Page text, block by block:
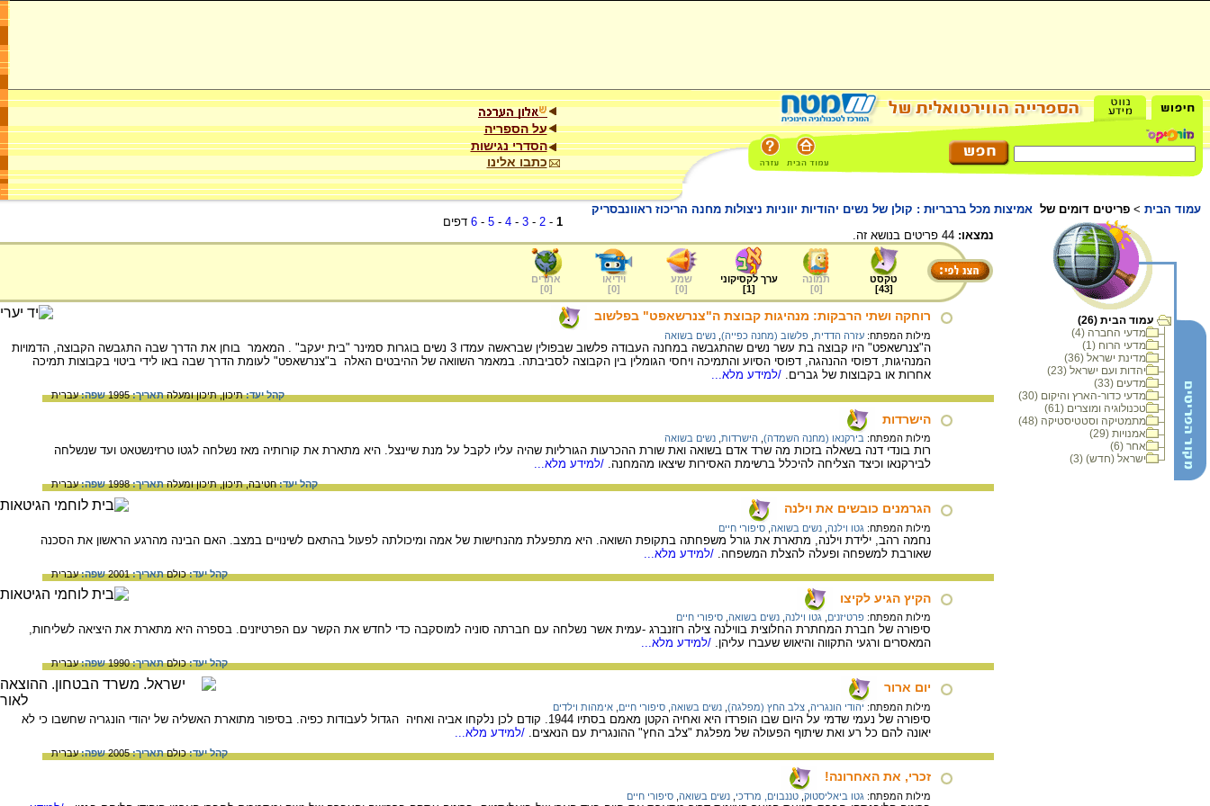
על הספריה
הסדרי נגישות
כתבו אלינו
עמוד הבית > פריטים דומים של אמיצות מכל ברבריוּת : קולן של נשים יהודיות יווניות ניצולות מחנה הריכוז ראוונבסריק
עמוד הבית (26)
מדעי החברה (4)
מדעי הרוח (1)
מדינת ישראל (36)
יהדות ועם ישראל (23)
מדעים (33)
מדעי כדור-הארץ והיקום (30)
טכנולוגיה ומוצרים (61)
מתמטיקה וסטטיסטיקה (48)
אמנויות (29)
אחר (6)
ישראל (חדש) (3)
1
-
2
-
3
-
4
-
5
-
6 דפים
נמצאו:
טקסט
[
43
]
תמונה
[
0
]
ערך לקסיקוני
[
1
]
שמע
[
0
]
וידיאו
[
0
]
אתרים
[
0
]
רוחקה ושתי הרבקות: מנהיגות קבוצת ה"צנרשאפט" בפלשוב
מילות המפתח: עזרה הדדית פלשוב (מחנה כפייה) נשים בשואה
ה"צנרשאפט" היו קבוצה בת עשר נשים שהתגבשה במחנה העבודה פלשוב שבפולין שבראשה עמדו 3 נשים בוגרות סמינר "בית יעקב" . המאמר בוחן את הדרך שבה התגבשה הקבוצה, הדמויות
המנהיגות, דפוסי ההנהגה, דפוסי הסיוע והתמיכה ויחסי הגומלין בין הקבוצה לסביבתה. במאמר השוואה של ההיבטים האלה ב"צנרשאפט" לעומת הדרך שבה באו לידי ביטוי בקבוצות תמיכה
אחרות או בקבוצות של גברים. /למידע מלא...
קהל יעד:תיכון,תיכון ומעלהתאריך:1995 שפה:עברית
הישרדות
מילות המפתח: בירקנאו (מחנה השמדה) הישרדות נשים בשואה
רות בונדי דנה בשאלה בזכות מה שרד אדם בשואה ואת שורת ההכרעות הגורליות שהיה עליו לקבל על מנת שיינצל. היא מתארת את קורותיה מאז נשלחה לגטו טרזינשטאט ועד שנשלחה
לבירקנאו וכיצד הצליחה להיכלל ברשימת האסירות שיצאו מהמחנה. /למידע מלא...
קהל יעד:חטיבה,תיכון,תיכון ומעלהתאריך:1998 שפה:עברית
הגרמנים כובשים את וילנה
מילות המפתח: גטו וילנה נשים בשואה סיפורי חיים
נחמה רהב, ילידת וילנה, מתארת את גורל משפחתה בתקופת השואה. היא מתפעלת מהנחישות של אמה ומיכולתה לפעול בהתאם לשינויים במצב. האם הבינה מהרגע הראשון את הסכנה
שאורבת למשפחה ופעלה להצלת המשפחה. /למידע מלא...
קהל יעד:כולםתאריך:2001 שפה:עברית
הקיץ הגיע לקיצו
מילות המפתח: פרטיזנים גטו וילנה נשים בשואה סיפורי חיים
סיפורה של חברת המחתרת החלוצית בווילנה צילה רוזנברג -עמית אשר נשלחה עם חברתה סוניה למוסקבה כדי לחדש את הקשר עם הפרטיזנים. בספרה היא מתארת את היציאה לשליחות,
המאסרים ורגעי התקווה והיאוש שעברו עליהן. /למידע מלא...
קהל יעד:כולםתאריך:1990 שפה:עברית
יום ארור
מילות המפתח: יהודי הונגריה צלב החץ (מפלגה) נשים בשואה סיפורי חיים אימהות וילדים
סיפורה של נעמי שדמי על היום שבו הופרדו היא ואחיה הקטן מאמם בסתיו 1944. קודם לכן נלקחו אביה ואחיה הגדול לעבודות כפיה. בסיפור מתוארת האשליה של יהודי הונגריה שחשבו כי לא
יאונה להם כל רע ואת שיתוף הפעולה של מפלגת "צלב החץ" ההונגרית עם הנאצים. /למידע מלא...
קהל יעד:כולםתאריך:2005 שפה:עברית
זכרי, את האחרונה!
מילות המפתח: גטו ביאליסטוק טננבוים, מרדכי נשים בשואה סיפורי חיים